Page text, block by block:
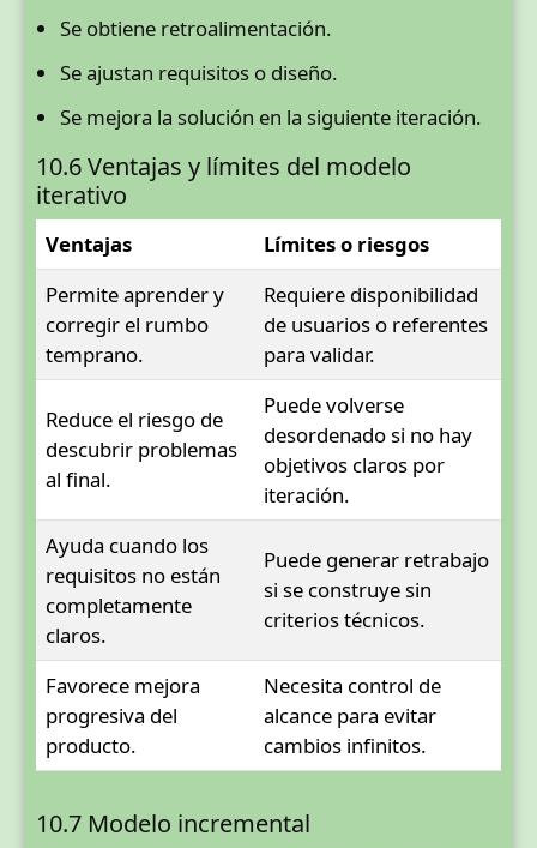
Se obtiene retroalimentación.
Se ajustan requisitos o diseño.
Se mejora la solución en la siguiente iteración.
10.6 Ventajas y límites del modelo
iterativo
Ventajas
Límites o riesgos
Permite aprender y
corregir el rumbo
temprano.
Requiere disponibilidad
de usuarios o referentes
para validar.
Reduce el riesgo de
descubrir problemas
al final.
Puede volverse
desordenado si no hay
objetivos claros por
iteración.
Ayuda cuando los
requisitos no están
completamente
claros.
Puede generar retrabajo
si se construye sin
criterios técnicos.
Favorece mejora
progresiva del
producto.
Necesita control de
alcance para evitar
cambios infinitos.
10.7 Modelo incremental